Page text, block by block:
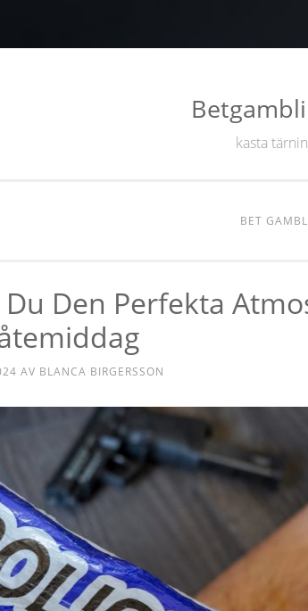
kasta
BET
Du Den Perfekta
AV BLANCA BIRGERSSON